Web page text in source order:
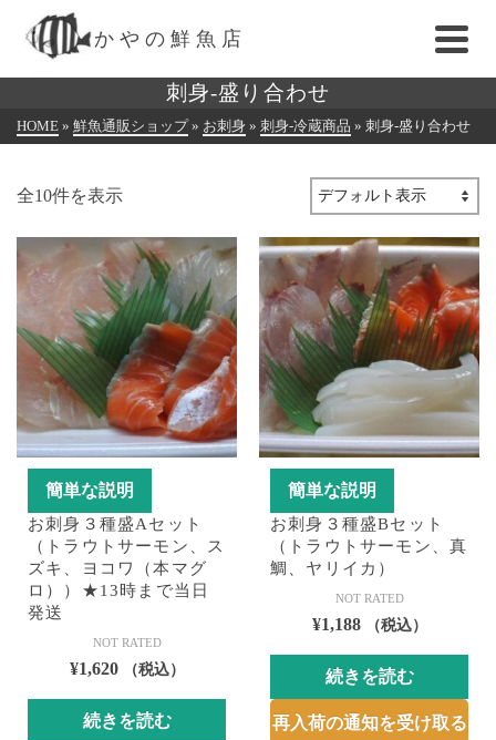
かやの鮮魚店
刺身-盛り合わせ
HOME » 鮮魚通販ショップ » お刺身 » 刺身-冷蔵商品 » 刺身-盛り合わせ
全10件を表示
簡単な説明
お刺身３種盛Aセット
（トラウトサーモン、ス
ズキ、ヨコワ（本マグ
ロ））★13時まで当日
発送
NOT RATED
¥1,620 （税込）
続きを読む
簡単な説明
お刺身３種盛Bセット
（トラウトサーモン、真
鯛、ヤリイカ）
NOT RATED
¥1,188 （税込）
続きを読む
再入荷の通知を受け取る